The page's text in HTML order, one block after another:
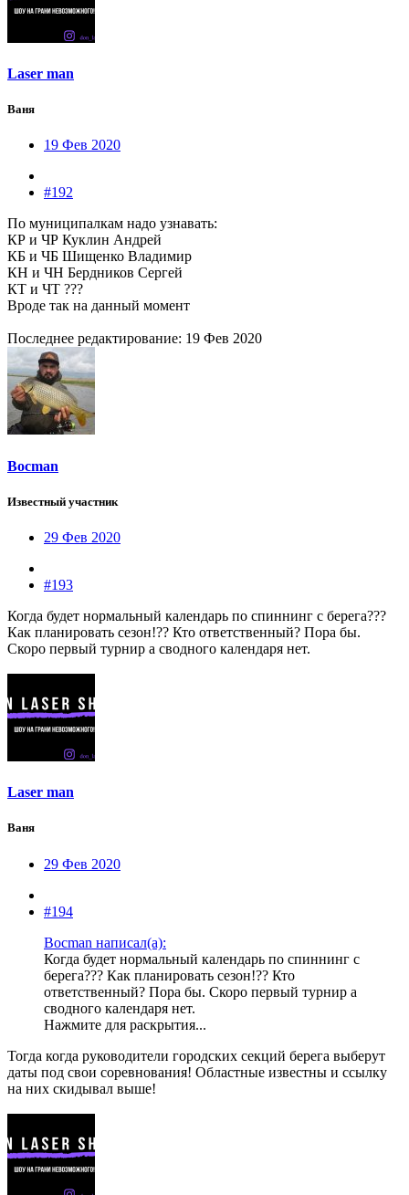
Laser man
Ваня
19 Фев 2020
#192
По муниципалкам надо узнавать:
КР и ЧР Куклин Андрей
КБ и ЧБ Шищенко Владимир
КН и ЧН Бердников Сергей
КТ и ЧТ ???
Вроде так на данный момент
Последнее редактирование: 19 Фев 2020
Bocman
Известный участник
29 Фев 2020
#193
Когда будет нормальный календарь по спиннинг с берега???
Как планировать сезон!?? Кто ответственный? Пора бы.
Скоро первый турнир а сводного календаря нет.
Laser man
Ваня
29 Фев 2020
#194
Bocman написал(а):
Когда будет нормальный календарь по спиннинг с
берега??? Как планировать сезон!?? Кто
ответственный? Пора бы. Скоро первый турнир а
сводного календаря нет.
Нажмите для раскрытия...
Тогда когда руководители городских секций берега выберут
даты под свои соревнования! Областные известны и ссылку
на них скидывал выше!